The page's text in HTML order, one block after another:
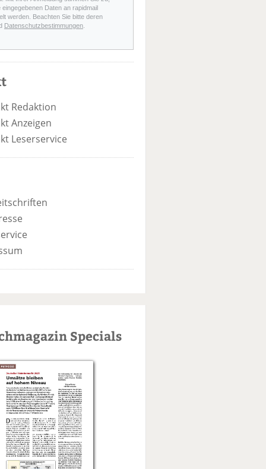
eingegebenen Daten an rapidmail
werden. Beachten Sie bitte deren
Datenschutzbestimmungen
Redaktion
Anzeigen
Leserservice
Specials